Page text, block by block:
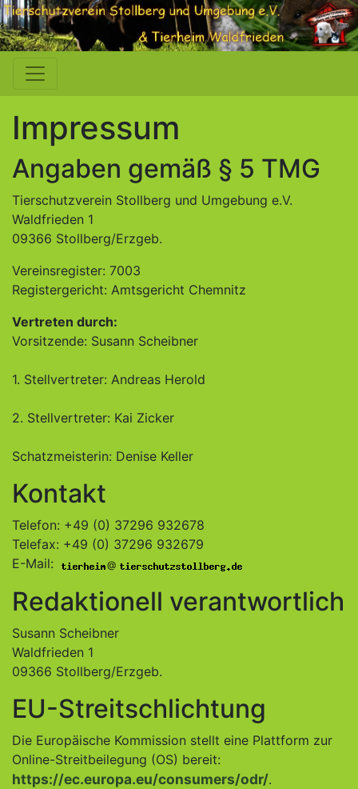
Impressum
Angaben gemäß § 5 TMG
Tierschutzverein Stollberg und Umgebung e.V.
Waldfrieden 1
09366 Stollberg/Erzgeb.
Vereinsregister: 7003
Registergericht: Amtsgericht Chemnitz
Vertreten durch:
Vorsitzende: Susann Scheibner
1. Stellvertreter: Andreas Herold
2. Stellvertreter: Kai Zicker
Schatzmeisterin: Denise Keller
Kontakt
Telefon: +49 (0) 37296 932678
Telefax: +49 (0) 37296 932679
E-Mail:
@
Redaktionell verantwortlich
Susann Scheibner
Waldfrieden 1
09366 Stollberg/Erzgeb.
EU-Streitschlichtung
Die Europäische Kommission stellt eine Plattform zur
Online-Streitbeilegung (OS) bereit:
https://ec.europa.eu/consumers/odr/.